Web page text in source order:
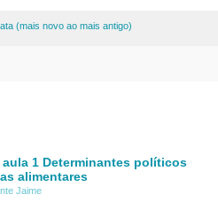
(mais novo ao mais antigo)
aula 1 Determinantes políticos
alimentares
Jaime